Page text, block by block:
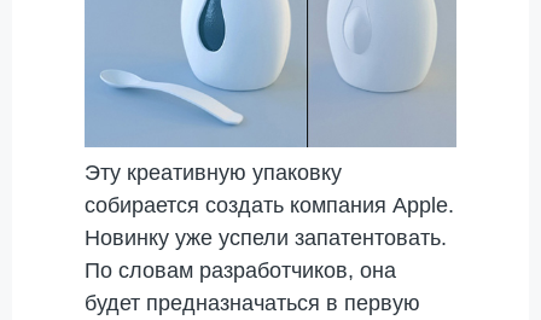
Эту креативную упаковку
собирается создать компания Apple.
Новинку уже успели запатентовать.
По словам разработчиков, она
будет предназначаться в первую